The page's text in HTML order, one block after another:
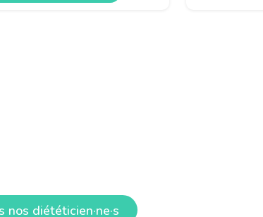
nos diététicien·ne·s